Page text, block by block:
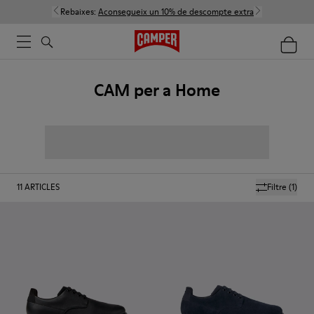
Rebaixes: Aconsegueix un 10% de descompte extra
CAM per a Home
Filtre (1)
11ARTICLES